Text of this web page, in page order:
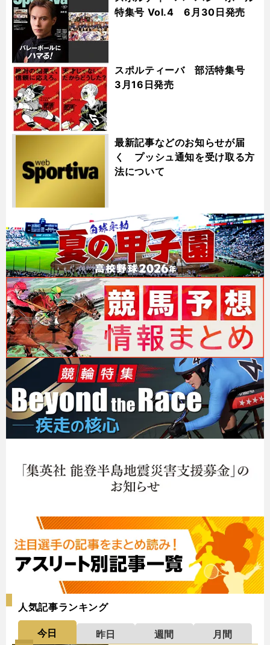
特集号 Vol.4 6月30日発売
スポルティーバ 部活特集号
3月16日発売
最新記事などのお知らせが届
く プッシュ通知を受け取る方
法について
人気記事ランキング
今日 昨日 週間
月間